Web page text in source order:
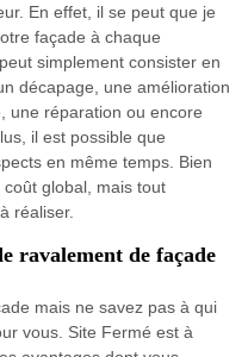
En effet, il se peut que je
façade à chaque
simplement consister en
décapage, une amélioration
une réparation ou encore
il est possible que
en même temps. Bien
global, mais tout
réaliser.
ravalement de façade
mais ne savez pas à qui
vous. Site Fermé est à